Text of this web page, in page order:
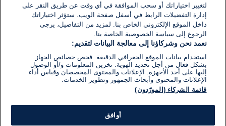
لتغيير اختياراتك أو سحب الموافقة في أي وقت عن طريق النقر على
إدارة التفضيلات الرابط في أسفل صفحة الويب. ستؤثر اختياراتك
داخل الموقع الإلكتروني الخاص بنا. لمزيد من التفاصيل، يرجى
الرجوع إلى سياسة الخصوصية الخاصة بنا.
نعمد نحن وشركاؤنا إلى معالجة البيانات لتقديم:
استخدام بيانات الموقع الجغرافي الدقيقة. فحص خصائص الجهاز
بشكل فعال من أجل تحديد الهوية. تخزين المعلومات و/أو الوصول
إليها على أحد الأجهزة. الإعلانات والمحتوى المخصصان وقياس أداء
الإعلانات والمحتوى وأبحاث الجمهور وتطوير الخدمات.
قائمة الشركاء (المورّدون)
أوافق